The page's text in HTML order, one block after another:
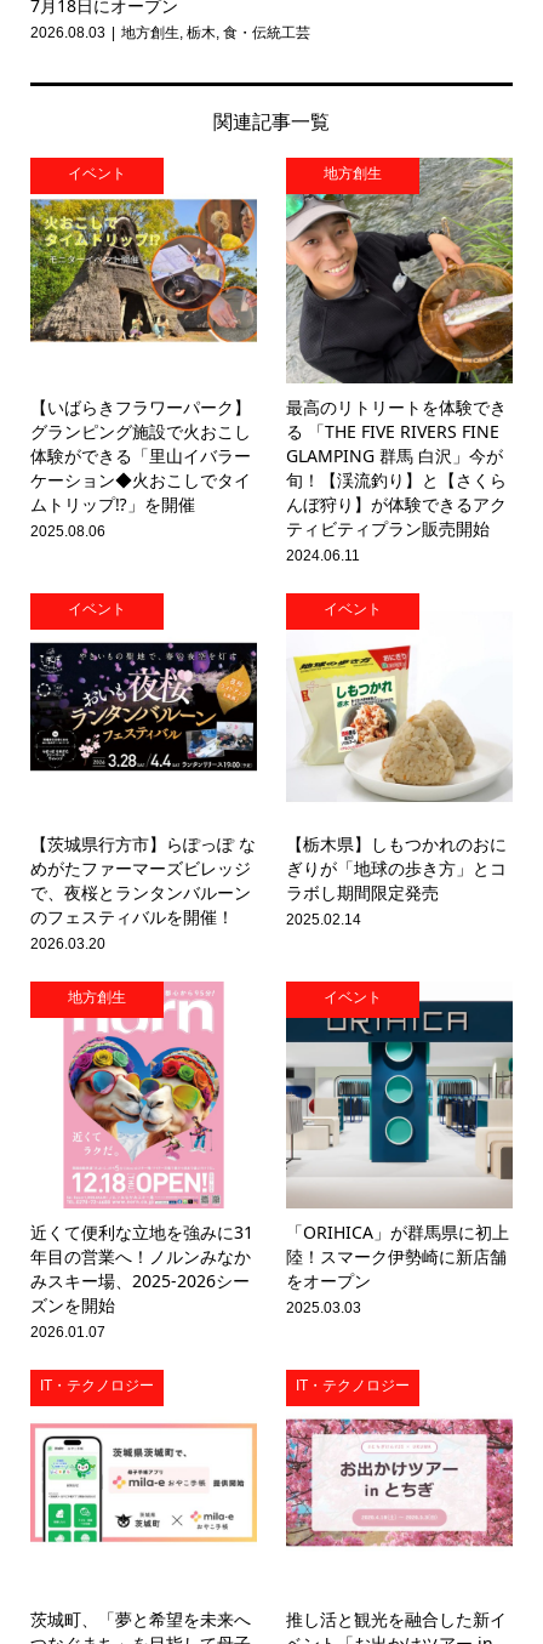
7月18日にオープン
2026.08.03 地方創生, 栃木, 食・伝統工芸
関連記事一覧
イベント
【いばらきフラワーパーク】
グランピング施設で火おこし
体験ができる「里山イバラー
ケーション◆火おこしでタイ
ムトリップ⁉」を開催
2025.08.06
地方創生
最高のリトリートを体験でき
る 「THE FIVE RIVERS FINE
GLAMPING 群馬 白沢」今が
旬！【渓流釣り】と【さくら
んぼ狩り】が体験できるアク
ティビティプラン販売開始
2024.06.11
イベント
【茨城県行方市】らぽっぽ な
めがたファーマーズビレッジ
で、夜桜とランタンバルーン
のフェスティバルを開催！
2026.03.20
イベント
【栃木県】しもつかれのおに
ぎりが「地球の歩き方」とコ
ラボし期間限定発売
2025.02.14
地方創生
近くて便利な立地を強みに31
年目の営業へ！ノルンみなか
みスキー場、2025-2026シー
ズンを開始
2026.01.07
イベント
「ORIHICA」が群馬県に初上
陸！スマーク伊勢崎に新店舗
をオープン
2025.03.03
IT・テクノロジー
茨城町、「夢と希望を未来へ
IT・テクノロジー
推し活と観光を融合した新イ